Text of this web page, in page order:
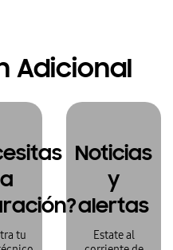
Adicional
tu
Noticias
y
alertas
Estate al